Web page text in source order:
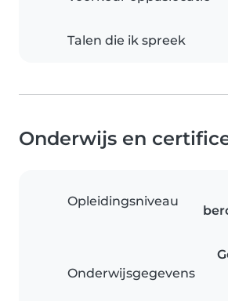
Talen die ik spreek
Onderwijs en
Opleidingsniveau
Onderwijsgegevens